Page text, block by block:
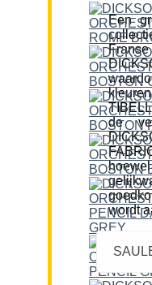
Een
de
wordt